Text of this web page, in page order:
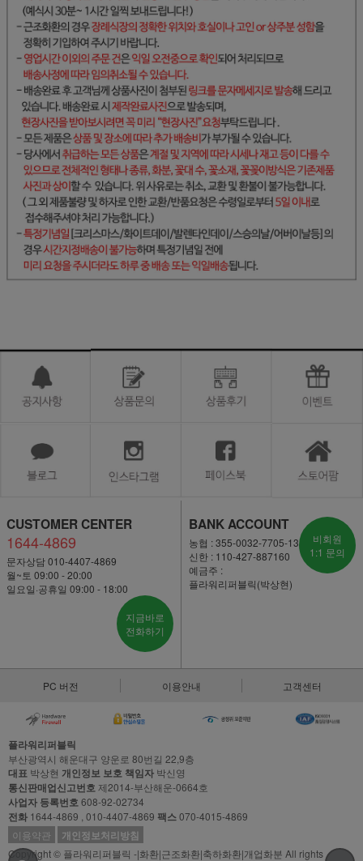
CUSTOMER CENTER
1644-4869
문자상담 010-4407-4869
월~토 09:00 - 20:00
일요일·공휴일 09:00 - 18:00
지금바로
전화하기
BANK ACCOUNT
농협 : 355-0032-7705-13
신한 : 110-427-887160
예금주 :
플라워리퍼블릭(박상현)
비회원
1:1 문의
PC 버전 이용안내 고객센터
플라워리퍼블릭
부산광역시 해운대구 양운로 80번길 22,9층
대표 박상현 개인정보 보호 책임자 박신영
통신판매업신고번호제2014-부산해운-0664호
사업자 등록번호608-92-02734
전화 1644-4869 , 010-4407-4869 팩스070-4015-4869
이용약관
개인정보처리방침
Copyright © 플라워리퍼블릭 -|화환|근조화환|축하화환|개업화분 All rights